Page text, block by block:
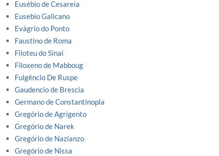
Eusébio de Cesareia
Eusebio Galicano
Evágrio do Ponto
Faustino de Roma
Filoteu do Sinai
Filoxeno de Mabboug
Fulgêncio De Ruspe
Gaudencio de Brescia
Germano de Constantinopla
Gregório de Agrigento
Gregório de Narek
Gregório de Nazianzo
Gregório de Nissa